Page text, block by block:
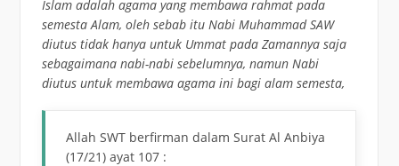
Islam adalah agama yang membawa rahmat pada
semesta Alam, oleh sebab itu Nabi Muhammad SAW
diutus tidak hanya untuk Ummat pada Zamannya saja
sebagaimana nabi-nabi sebelumnya, namun Nabi
diutus untuk membawa agama ini bagi alam semesta,
Allah SWT berfirman dalam Surat Al Anbiya
(17/21) ayat 107 :